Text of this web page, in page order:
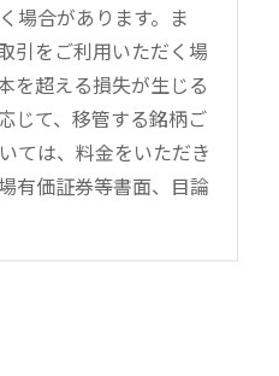
場合があります。ま
引をご利用いただく場
を超える損失が生じる
じて、移管する銘柄ご
ては、料金をいただき
有価証券等書面、目論